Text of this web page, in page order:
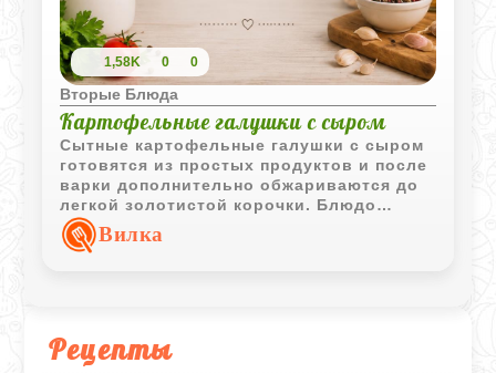
Рецепты
1,58K 0 0
Вторые Блюда
Картофельные галушки с сыром
Сытные картофельные галушки с сыром
готовятся из простых продуктов и после
варки дополнительно обжариваются до
легкой золотистой корочки. Блюдо
хорошо подходит для домашнего обеда
или ужина.
Вилка